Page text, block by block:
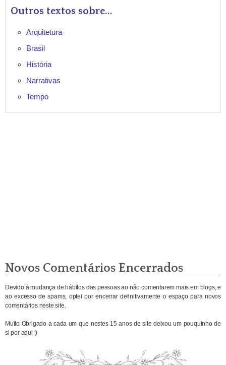
Outros textos sobre...
Arquitetura
Brasil
História
Narrativas
Tempo
Novos Comentários Encerrados
Devido à mudança de hábitos das pessoas ao não comentarem mais em blogs, e
ao excesso de spams, optei por encerrar definitivamente o espaço para novos
comentários neste site.
Muito Obrigado a cada um que nestes 15 anos de site deixou um pouquinho de
si por aqui ;)